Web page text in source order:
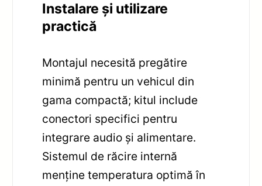
Instalare și utilizare
practică
Montajul necesită pregătire
minimă pentru un vehicul din
gama compactă; kitul include
conectori specifici pentru
integrare audio și alimentare.
Sistemul de răcire internă
menține temperatura optimă în